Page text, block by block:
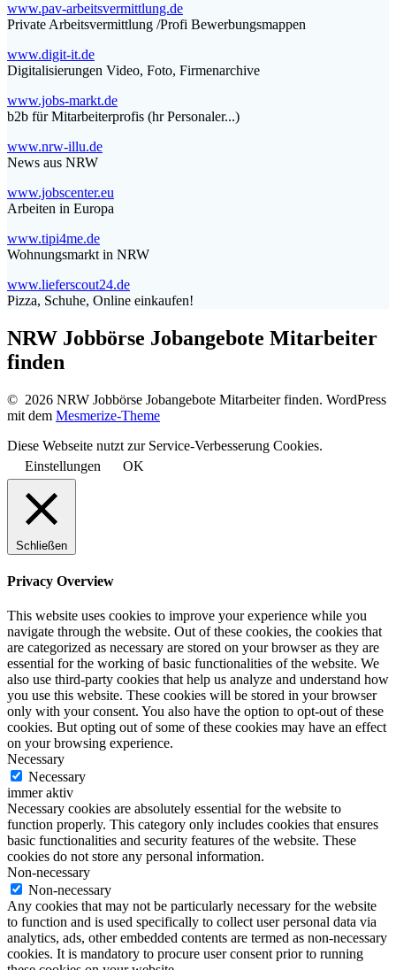
www.pav-arbeitsvermittlung.de
Private Arbeitsvermittlung /Profi Bewerbungsmappen
www.digit-it.de
Digitalisierungen Video, Foto, Firmenarchive
www.jobs-markt.de
b2b für Mitarbeiterprofis (hr Personaler...)
www.nrw-illu.de
News aus NRW
www.jobscenter.eu
Arbeiten in Europa
www.tipi4me.de
Wohnungsmarkt in NRW
www.lieferscout24.de
Pizza, Schuhe, Online einkaufen!
NRW Jobbörse Jobangebote Mitarbeiter
finden
© 2026 NRW Jobbörse Jobangebote Mitarbeiter finden. WordPress
mit dem Mesmerize-Theme
Diese Webseite nutzt zur Service-Verbesserung Cookies.
Einstellungen
OK
Schließen
Privacy Overview
This website uses cookies to improve your experience while you
navigate through the website. Out of these cookies, the cookies that
are categorized as necessary are stored on your browser as they are
essential for the working of basic functionalities of the website. We
also use third-party cookies that help us analyze and understand how
you use this website. These cookies will be stored in your browser
only with your consent. You also have the option to opt-out of these
cookies. But opting out of some of these cookies may have an effect
on your browsing experience.
Necessary
Necessary
immer aktiv
Necessary cookies are absolutely essential for the website to
function properly. This category only includes cookies that ensures
basic functionalities and security features of the website. These
cookies do not store any personal information.
Non-necessary
Non-necessary
Any cookies that may not be particularly necessary for the website
to function and is used specifically to collect user personal data via
analytics, ads, other embedded contents are termed as non-necessary
cookies. It is mandatory to procure user consent prior to running